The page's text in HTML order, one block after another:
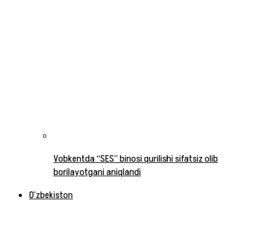
Vobkentda “SES” binosi qurilishi sifatsiz olib
borilayotgani aniqlandi
O‘zbekiston